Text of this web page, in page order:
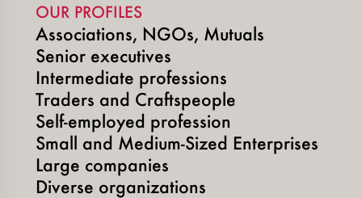
OUR PROFILES
Associations, NGOs, Mutuals
Senior executives
Intermediate professions
Traders and Craftspeople
Self-employed profession
Small and Medium-Sized Enterprises
Large companies
Diverse organizations